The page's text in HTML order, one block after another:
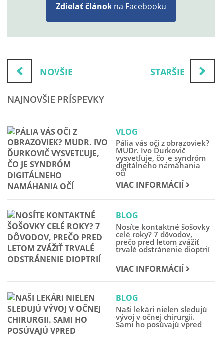
Zdielať článok na Facebooku
NOVŠIE STARŠIE
NAJNOVŠIE PRÍSPEVKY
VLOG
Pália vás oči z obrazoviek?
MUDr. Ivo Ďurkovič
vysvetľuje, čo je syndróm
digitálneho namáhania
očí
VIAC INFORMÁCIÍ
BLOG
Nosíte kontaktné šošovky
celé roky? 7 dôvodov,
prečo pred letom zvážiť
trvalé odstránenie dioptrií
VIAC INFORMÁCIÍ
BLOG
Naši lekári nielen sledujú
vývoj v očnej chirurgii.
Sami ho posúvajú vpred